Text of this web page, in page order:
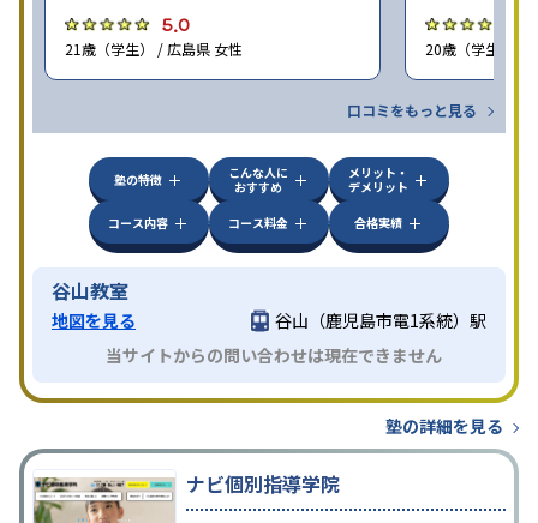
5.0
21歳（学生） / 広島県 女性 20歳（学生） /
口コミをもっと見る
塾の特徴
こんな人に
おすすめ
メリット・
デメリット
コース内容
コース料金 合格実績
谷山教室
地図を見る
谷山（鹿児島市電1系統）駅
当サイトからの問い合わせは現在できません
塾の詳細を見る
ナビ個別指導学院